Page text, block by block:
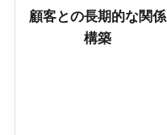
顧客との長期的な関係
構築